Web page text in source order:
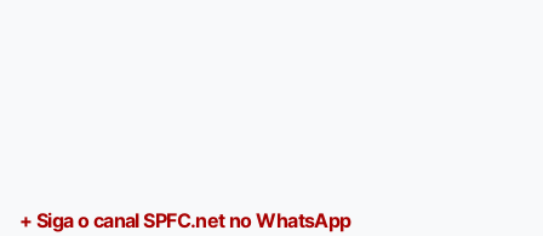
+ Siga o canal SPFC.net no WhatsApp